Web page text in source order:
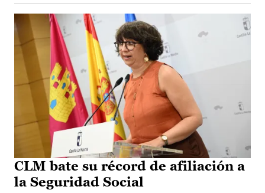
CLM bate su récord de afiliación a
la Seguridad Social